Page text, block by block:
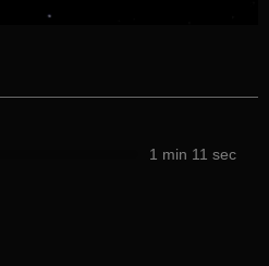
1 min 11 sec